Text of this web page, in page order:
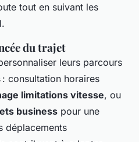
tout en suivant les
du trajet
leurs parcours
consultation horaires
limitations vitesse, ou
business pour une
déplacements